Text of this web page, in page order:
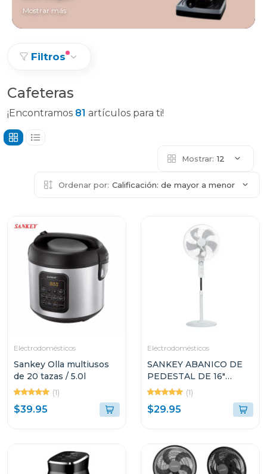
Mostrar más
Filtros
Cafeteras
¡Encontramos 81 artículos para ti!
Mostrar: 12
Ordenar por: Calificación: de mayor a menor
Electrodomésticos
Sankey Olla multiusos
de 20 tazas / 5.0l
(1)
$39.95
Electrodomésticos
SANKEY ABANICO DE
PEDESTAL DE 16"
FN1734
(1)
$29.95